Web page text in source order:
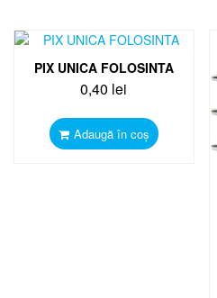
PIX UNICA FOLOSINTA
0,40 lei
Adaugă în coș